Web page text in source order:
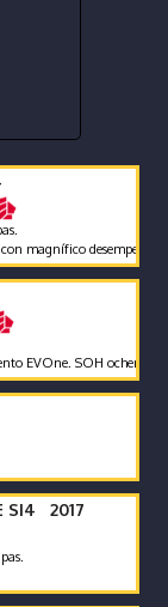
desempeño
SOH ochenta y
SI4 2017